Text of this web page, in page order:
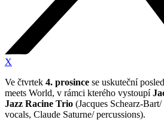
X
Ve čtvrtek 4. prosince se uskuteční
meets World, v rámci kterého vystoupí
Jazz Racine Trio (Jacques Schearz-
vocals, Claude Saturne/ percussions).